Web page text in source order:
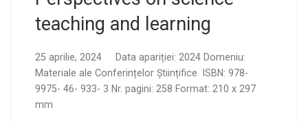
teaching and learning
25 aprilie, 2024 Data apariției: 2024 Domeniu:
Materiale ale Conferințelor Științifice ISBN: 978-
9975- 46- 933- 3 Nr. pagini: 258 Format: 210 x 297
mm